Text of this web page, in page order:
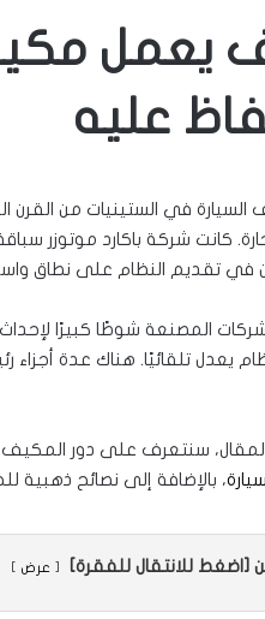
يعمل
عليه
في الستينيات من القرن
النظام على نطاق واسع، حيث أصبح في 99٪ من
المصنعة شوطًا كبيرًا لإحداث
يعدل تلقائيًا. هناك عدة
سنتعرف على دور المكيف
، بالإضافة إلى نصائح ذهبية
[اضغط للانتقال للفقرة] عرض